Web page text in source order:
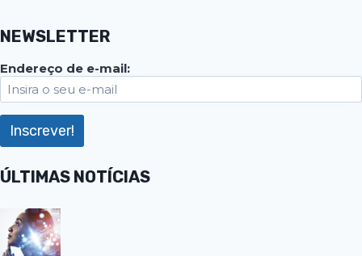
NEWSLETTER
Endereço de e-mail:
ÚLTIMAS NOTÍCIAS